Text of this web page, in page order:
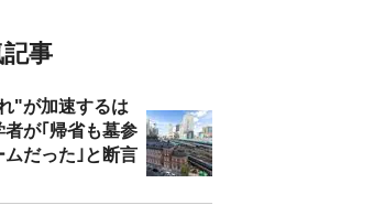
事
"が加速するは
が｢帰省も墓参
ムだった｣と断言